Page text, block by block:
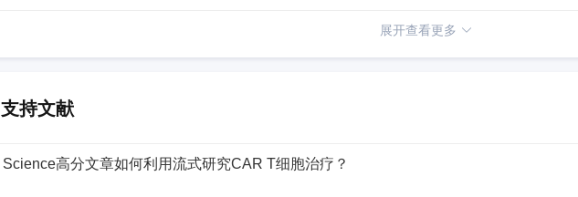
展开查看更多
支持文献
Science高分文章如何利用流式研究CAR T细胞治疗？